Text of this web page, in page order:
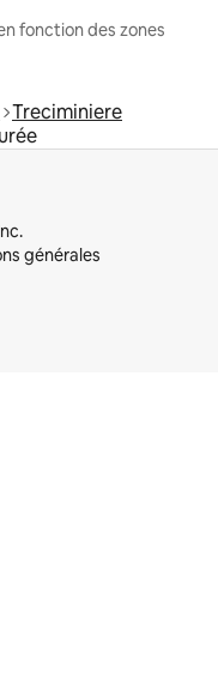
fonction des zones
Treciminiere
générales